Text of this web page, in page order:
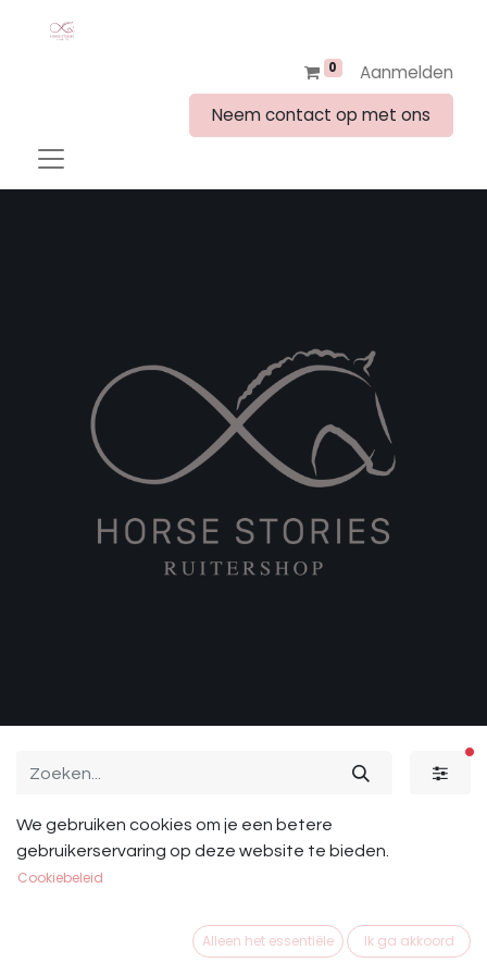
0
Aanmelden
Neem contact op met ons
Paard Sale Ruiter
We gebruiken cookies om je een betere
gebruikerservaring op deze website te bieden.
Cookiebeleid
Alleen het essentiële Ik ga akkoord